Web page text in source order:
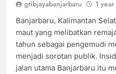
gribjayabanjarbaru 1
Banjarbaru, Kalimantan
maut yang melibatkan
tahun sebagai pengemudi
menjadi sorotan publik.
jalan utama Banjarbaru itu